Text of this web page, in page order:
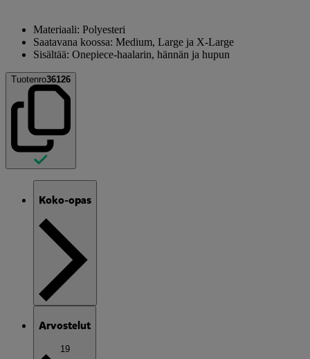
Materiaali: Polyesteri
Saatavana koossa: Medium, Large ja X-Large
Sisältää: Onepiece-haalarin, hännän ja hupun
Tuotenro36126
Koko-opas
Arvostelut
19